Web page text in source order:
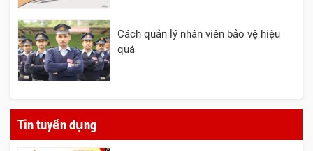
Cách quản lý nhân viên bảo vệ hiệu
quả
Tin tuyển dụng